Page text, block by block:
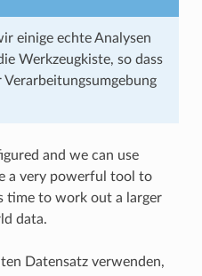
einige echte Analysen
Werkzeugkiste, so dass
and we can use
a very powerful tool to
time to work out a larger
data.
Datensatz verwenden,